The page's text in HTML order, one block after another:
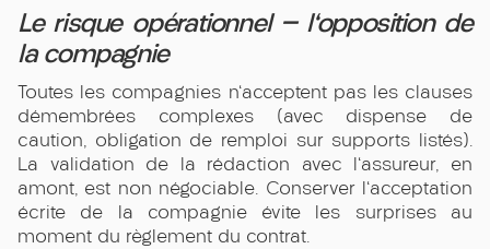
Le risque opérationnel — l'opposition de
la compagnie
Toutes les compagnies n'acceptent pas les clauses
démembrées complexes (avec dispense de
caution, obligation de remploi sur supports listés).
La validation de la rédaction avec l'assureur, en
amont, est non négociable. Conserver l'acceptation
écrite de la compagnie évite les surprises au
moment du règlement du contrat.